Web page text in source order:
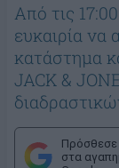
Από τις
ευκαιρία να
κατάστημα
JACK &
Πρόσθεσε
στα